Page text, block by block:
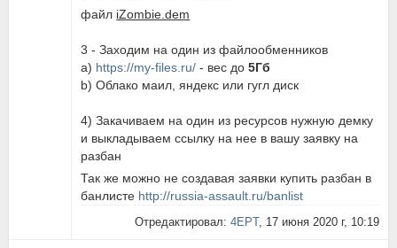
файл iZombie.dem
3 - Заходим на один из файлообменников
a) https://my-files.ru/ - вес до5Гб
b) Облако маил, яндекс или гугл диск
4) Закачиваем на один из ресурсов нужную демку
и выкладываем ссылку на нее в вашу заявку на
разбан
Так же можно не создавая заявки купить разбан в
банлисте http://russia-assault.ru/banlist
Отредактировал: 4EPT, 17 июня 2020 г, 10:19